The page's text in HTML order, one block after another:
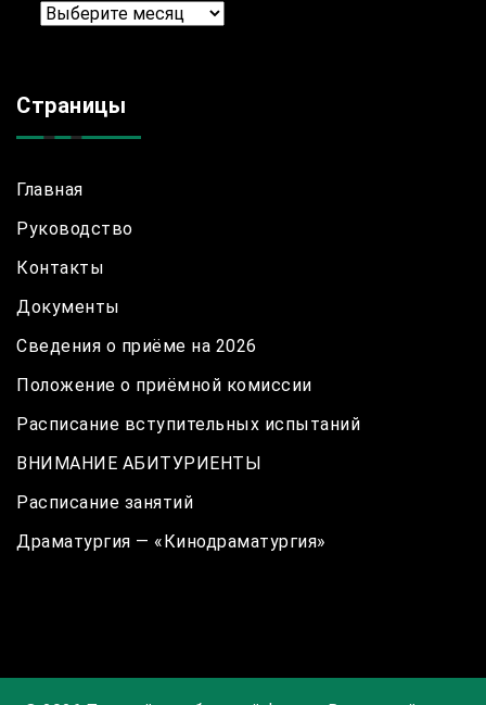
Архив
Страницы
Главная
Руководство
Контакты
Документы
Сведения о приёме на 2026
Положение о приёмной комиссии
Расписание вступительных испытаний
ВНИМАНИЕ АБИТУРИЕНТЫ
Расписание занятий
Драматургия — «Кинодраматургия»